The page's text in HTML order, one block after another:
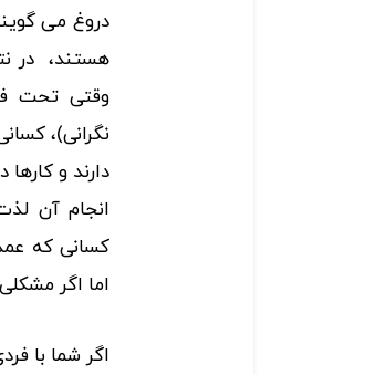
دروغ می
هستند، در
وقتی تحت
نگرانی)،
دارند و
انجام آن
کسانی که
اما اگر
اگر شما با